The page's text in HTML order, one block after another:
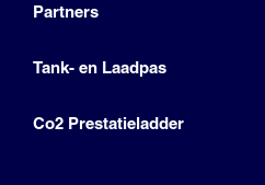
Partners
Tank- en Laadpas
Co2 Prestatieladder